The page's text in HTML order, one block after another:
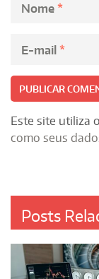
Nome *
E-mail *
Este site utiliza
como seus
Posts